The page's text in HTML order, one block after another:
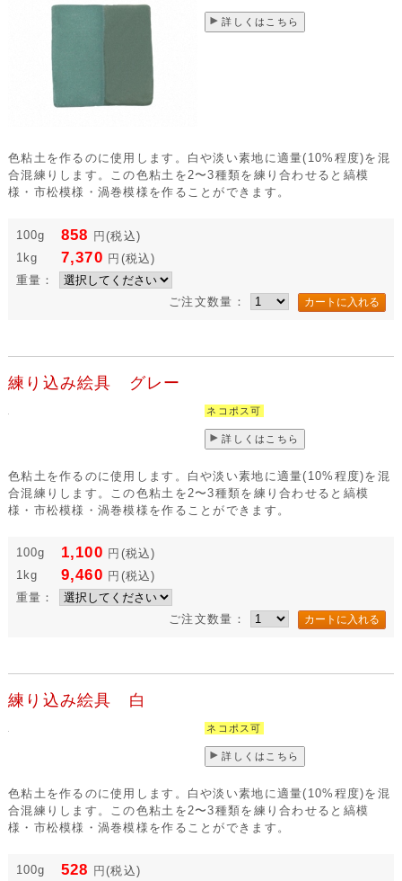
詳しくはこちら
色粘土を作るのに使用します。白や淡い素地に適量(10%程度)を混
合混練りします。この色粘土を2〜3種類を練り合わせると縞模
様・市松模様・渦巻模様を作ることができます。
100g 858 円 (税込)
1kg
7,370 円 (税込)
重量：
ご注文数量：
練り込み絵具 グレー
ネコポス可
詳しくはこちら
色粘土を作るのに使用します。白や淡い素地に適量(10%程度)を混
合混練りします。この色粘土を2〜3種類を練り合わせると縞模
様・市松模様・渦巻模様を作ることができます。
100g 1,100 円 (税込)
1kg
9,460 円 (税込)
重量：
ご注文数量：
練り込み絵具 白
ネコポス可
詳しくはこちら
色粘土を作るのに使用します。白や淡い素地に適量(10%程度)を混
合混練りします。この色粘土を2〜3種類を練り合わせると縞模
様・市松模様・渦巻模様を作ることができます。
100g 528 円 (税込)